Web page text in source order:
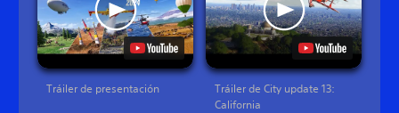
Tráiler de presentación
Tráiler de City update 13:
California